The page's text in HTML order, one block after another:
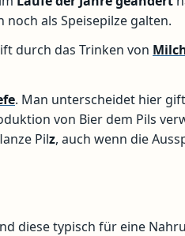
als Speisepilze galten.
durch das Trinken von
. Man unterscheidet hier
von Bier dem Pils
Pilz, auch wenn die
diese typisch für eine